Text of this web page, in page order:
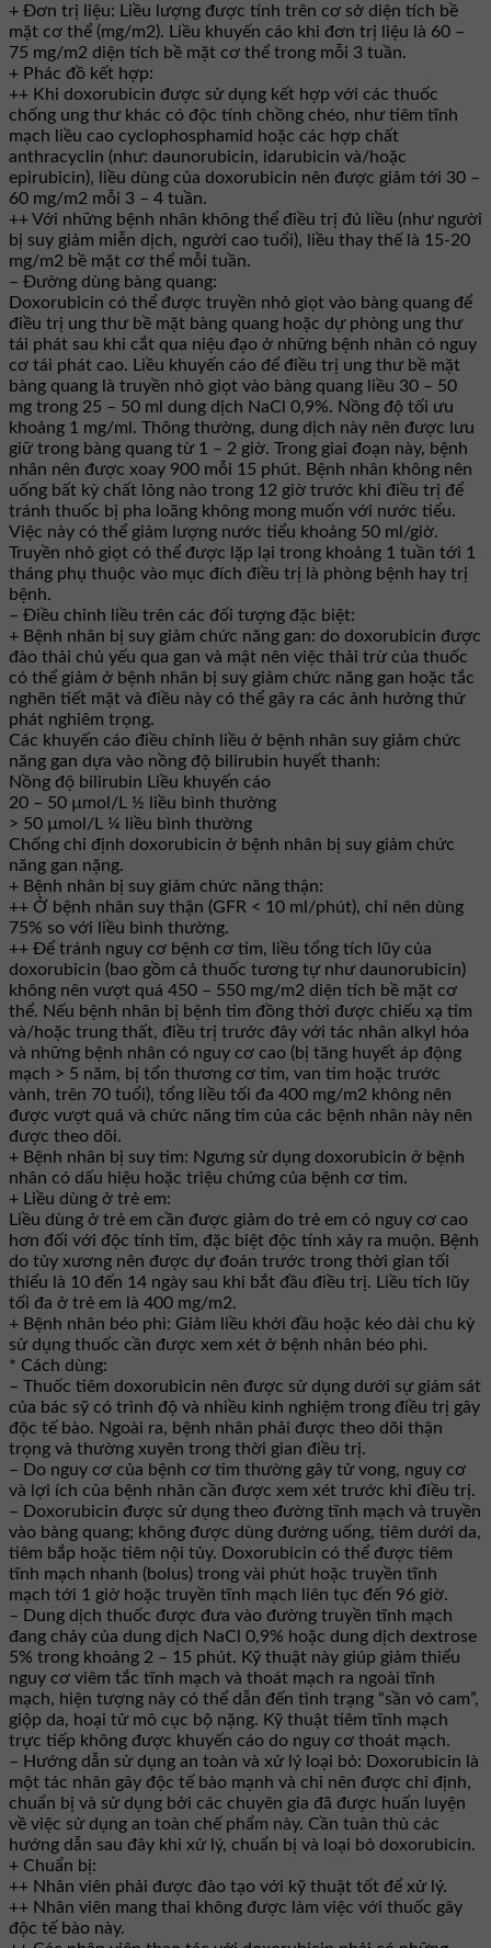
+ Đơn trị liệu: Liều lượng được tính trên cơ sở diện tích bề
mặt cơ thể (mg/m2). Liều khuyến cáo khi đơn trị liệu là 60 –
75 mg/m2 diện tích bề mặt cơ thể trong mỗi 3 tuần.
+ Phác đồ kết hợp:
++ Khi doxorubicin được sử dụng kết hợp với các thuốc
chống ung thư khác có độc tính chồng chéo, như tiêm tĩnh
mạch liều cao cyclophosphamid hoặc các hợp chất
anthracyclin (như: daunorubicin, idarubicin và/hoặc
epirubicin), liều dùng của doxorubicin nên được giảm tới 30 –
60 mg/m2 mỗi 3 – 4 tuần.
++ Với những bệnh nhân không thể điều trị đủ liều (như người
bị suy giảm miễn dịch, người cao tuổi), liều thay thế là 15-20
mg/m2 bề mặt cơ thể mỗi tuần.
– Đường dùng bàng quang:
Doxorubicin có thể được truyền nhỏ giọt vào bàng quang để
điều trị ung thư bề mặt bàng quang hoặc dự phòng ung thư
tái phát sau khi cắt qua niệu đạo ở những bệnh nhân có nguy
cơ tái phát cao. Liều khuyến cáo để điều trị ung thư bề mặt
bàng quang là truyền nhỏ giọt vào bàng quang liều 30 – 50
mg trong 25 – 50 ml dung dịch NaCl 0,9%. Nồng độ tối ưu
khoảng 1 mg/ml. Thông thường, dung dịch này nên được lưu
giữ trong bàng quang từ 1 – 2 giờ. Trong giai đoạn này, bệnh
nhân nên được xoay 900 mỗi 15 phút. Bệnh nhân không nên
uống bất kỳ chất lỏng nào trong 12 giờ trước khi điều trị để
tránh thuốc bị pha loãng không mong muốn với nước tiểu.
Việc này có thể giảm lượng nước tiểu khoảng 50 ml/giờ.
Truyền nhỏ giọt có thể được lặp lại trong khoảng 1 tuần tới 1
tháng phụ thuộc vào mục đích điều trị là phòng bệnh hay trị
bệnh.
– Điều chỉnh liều trên các đối tượng đặc biệt:
+ Bệnh nhân bị suy giảm chức năng gan: do doxorubicin được
đào thải chủ yếu qua gan và mật nên việc thải trừ của thuốc
có thể giảm ở bệnh nhân bị suy giảm chức năng gan hoặc tắc
nghẽn tiết mật và điều này có thể gây ra các ảnh hưởng thứ
phát nghiêm trọng.
Các khuyến cáo điều chỉnh liều ở bệnh nhân suy giảm chức
năng gan dựa vào nồng độ bilirubin huyết thanh:
Nồng độ bilirubin Liều khuyến cáo
20 – 50 µmol/L ½ liều bình thường
> 50 µmol/L ¼ liều bình thường
Chống chỉ định doxorubicin ở bệnh nhân bị suy giảm chức
năng gan nặng.
+ Bệnh nhân bị suy giảm chức năng thận:
++ Ở bệnh nhân suy thận (GFR < 10 ml/phút), chỉ nên dùng
75% so với liều bình thường.
++ Để tránh nguy cơ bệnh cơ tim, liều tổng tích lũy của
doxorubicin (bao gồm cả thuốc tương tự như daunorubicin)
không nên vượt quá 450 – 550 mg/m2 diện tích bề mặt cơ
thể. Nếu bệnh nhân bị bệnh tim đồng thời được chiếu xạ tim
và/hoặc trung thất, điều trị trước đây với tác nhân alkyl hóa
và những bệnh nhân có nguy cơ cao (bị tăng huyết áp động
mạch > 5 năm, bị tổn thương cơ tim, van tim hoặc trước
vành, trên 70 tuổi), tổng liều tối đa 400 mg/m2 không nên
được vượt quá và chức năng tim của các bệnh nhân này nên
được theo dõi.
+ Bệnh nhân bị suy tim: Ngưng sử dụng doxorubicin ở bệnh
nhân có dấu hiệu hoặc triệu chứng của bệnh cơ tim.
+ Liều dùng ở trẻ em:
Liều dùng ở trẻ em cần được giảm do trẻ em có nguy cơ cao
hơn đối với độc tính tim, đặc biệt độc tính xảy ra muộn. Bệnh
do tủy xương nên được dự đoán trước trong thời gian tối
thiểu là 10 đến 14 ngày sau khi bắt đầu điều trị. Liều tích lũy
tối đa ở trẻ em là 400 mg/m2.
+ Bệnh nhân béo phì: Giảm liều khởi đầu hoặc kéo dài chu kỳ
sử dụng thuốc cần được xem xét ở bệnh nhân béo phì.
* Cách dùng:
– Thuốc tiêm doxorubicin nên được sử dụng dưới sự giám sát
của bác sỹ có trình độ và nhiều kinh nghiệm trong điều trị gây
độc tế bào. Ngoài ra, bệnh nhân phải được theo dõi thận
trọng và thường xuyên trong thời gian điều trị.
– Do nguy cơ của bệnh cơ tim thường gây tử vong, nguy cơ
và lợi ích của bệnh nhân cần được xem xét trước khi điều trị.
– Doxorubicin được sử dụng theo đường tĩnh mạch và truyền
vào bàng quang; không được dùng đường uống, tiêm dưới da,
tiêm bắp hoặc tiêm nội tủy. Doxorubicin có thể được tiêm
tĩnh mạch nhanh (bolus) trong vài phút hoặc truyền tĩnh
mạch tới 1 giờ hoặc truyền tĩnh mạch liên tục đến 96 giờ.
– Dung dịch thuốc được đưa vào đường truyền tĩnh mạch
đang chảy của dung dịch NaCl 0,9% hoặc dung dịch dextrose
5% trong khoảng 2 – 15 phút. Kỹ thuật này giúp giảm thiểu
nguy cơ viêm tắc tĩnh mạch và thoát mạch ra ngoài tĩnh
mạch, hiện tượng này có thể dẫn đến tình trạng “sần vỏ cam”,
giộp da, hoại tử mô cục bộ nặng. Kỹ thuật tiêm tĩnh mạch
trực tiếp không được khuyến cáo do nguy cơ thoát mạch.
– Hướng dẫn sử dụng an toàn và xử lý loại bỏ: Doxorubicin là
một tác nhân gây độc tế bào mạnh và chỉ nên được chỉ định,
chuẩn bị và sử dụng bởi các chuyên gia đã được huấn luyện
về việc sử dụng an toàn chế phẩm này. Cần tuân thủ các
hướng dẫn sau đây khi xử lý, chuẩn bị và loại bỏ doxorubicin.
+ Chuẩn bị:
++ Nhân viên phải được đào tạo với kỹ thuật tốt để xử lý.
++ Nhân viên mang thai không được làm việc với thuốc gây
độc tế bào này.